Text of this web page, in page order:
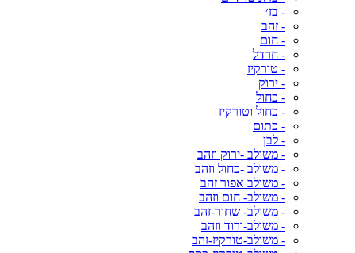
- בז׳
- זהב
- חום
- חרדל
- טורקיז
- ירוק
- כחול
- כחול וטורקיז
- כתום
- לבן
- משולב -ירוק וזהב
- משולב -כחול וזהב
- משולב אפור זהב
- משולב- חום וזהב
- משולב- שחור-זהב
- משולב-ורוד וזהב
- משולב-טורקיז-זהב